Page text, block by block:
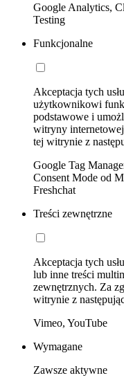
Google Analytics,
Testing
Funkcjonalne
Akceptacja tych
użytkownikowi
podstawowe i
witryny
tej witrynie z
Google Tag
Consent Mode od
Freshchat
Treści zewnętrzne
Akceptacja tych
lub inne treści
zewnętrznych. Za
witrynie z
Vimeo, YouTube
Wymagane
Zawsze aktywne